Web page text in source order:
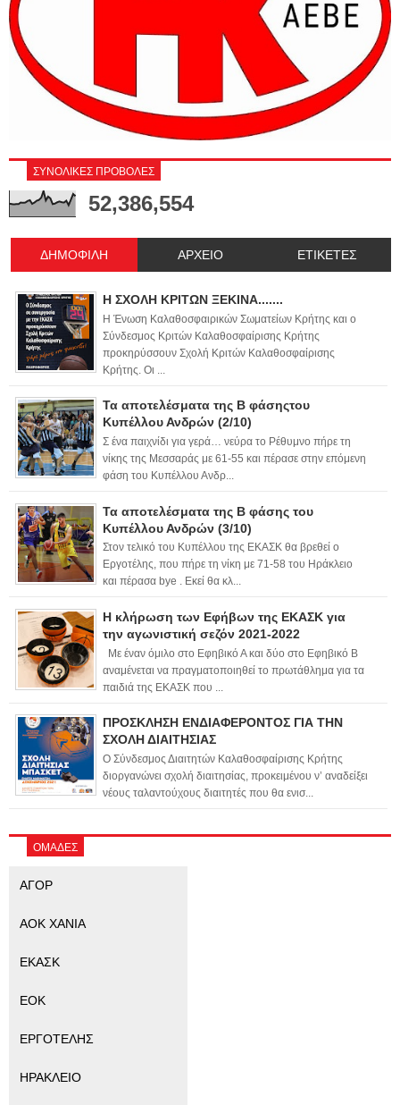
ΣΥΝΟΛΙΚΕΣ ΠΡΟΒΟΛΕΣ
52,386,554
ΔΗΜΟΦΙΛΗ ΑΡΧΕΙΟ ΕΤΙΚΕΤΕΣ
Η ΣΧΟΛΗ ΚΡΙΤΩΝ ΞΕΚΙΝΑ.......
Η Ένωση Καλαθοσφαιρικών Σωματείων Κρήτης και ο
Σύνδεσμος Κριτών Καλαθοσφαίρισης Κρήτης
προκηρύσσουν Σχολή Κριτών Καλαθοσφαίρισης
Κρήτης. Οι ...
Τα αποτελέσματα της Β φάσηςτου
Κυπέλλου Ανδρών (2/10)
Σ ένα παιχνίδι για γερά… νεύρα το Ρέθυμνο πήρε τη
νίκης της Μεσσαράς με 61-55 και πέρασε στην επόμενη
φάση του Κυπέλλου Ανδρ...
Τα αποτελέσματα της Β φάσης του
Κυπέλλου Ανδρών (3/10)
Στον τελικό του Κυπέλλου της ΕΚΑΣΚ θα βρεθεί ο
Εργοτέλης, που πήρε τη νίκη με 71-58 του Ηράκλειο
και πέρασα bye . Εκεί θα κλ...
Η κλήρωση των Εφήβων της ΕΚΑΣΚ για
την αγωνιστική σεζόν 2021-2022
Με έναν όμιλο στο Εφηβικό Α και δύο στο Εφηβικό Β
αναμένεται να πραγματοποιηθεί το πρωτάθλημα για τα
παιδιά της ΕΚΑΣΚ που ...
ΠΡΟΣΚΛΗΣΗ ΕΝΔΙΑΦΕΡΟΝΤΟΣ ΓΙΑ ΤΗΝ
ΣΧΟΛΗ ΔΙΑΙΤΗΣΙΑΣ
Ο Σύνδεσμος Διαιτητών Καλαθοσφαίρισης Κρήτης
διοργανώνει σχολή διαιτησίας, προκειμένου ν’ αναδείξει
νέους ταλαντούχους διαιτητές που θα ενισ...
ΟΜΑΔΕΣ
ΑΓΟΡ
ΑΟΚ ΧΑΝΙΑ
ΕΚΑΣΚ
ΕΟΚ
ΕΡΓΟΤΕΛΗΣ
ΗΡΑΚΛΕΙΟ